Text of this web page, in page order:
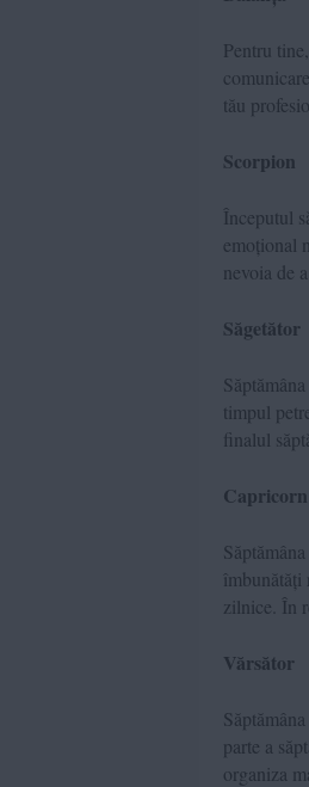
Pentru
tău
Scorpion
Începutul
emoțional
nevoia de
Săgetător
timpul
finalul
Capricorn
zilnice. În
Vărsător
parte a
organiza